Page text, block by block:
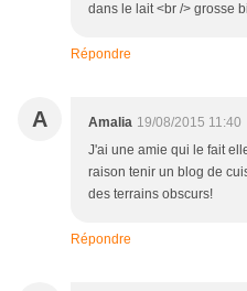
dans le lait <br /> grosse
Répondre
A Amalia 19/08/2015 11:40
J'ai une amie qui le fait
raison tenir un blog de
des terrains obscurs!
Répondre